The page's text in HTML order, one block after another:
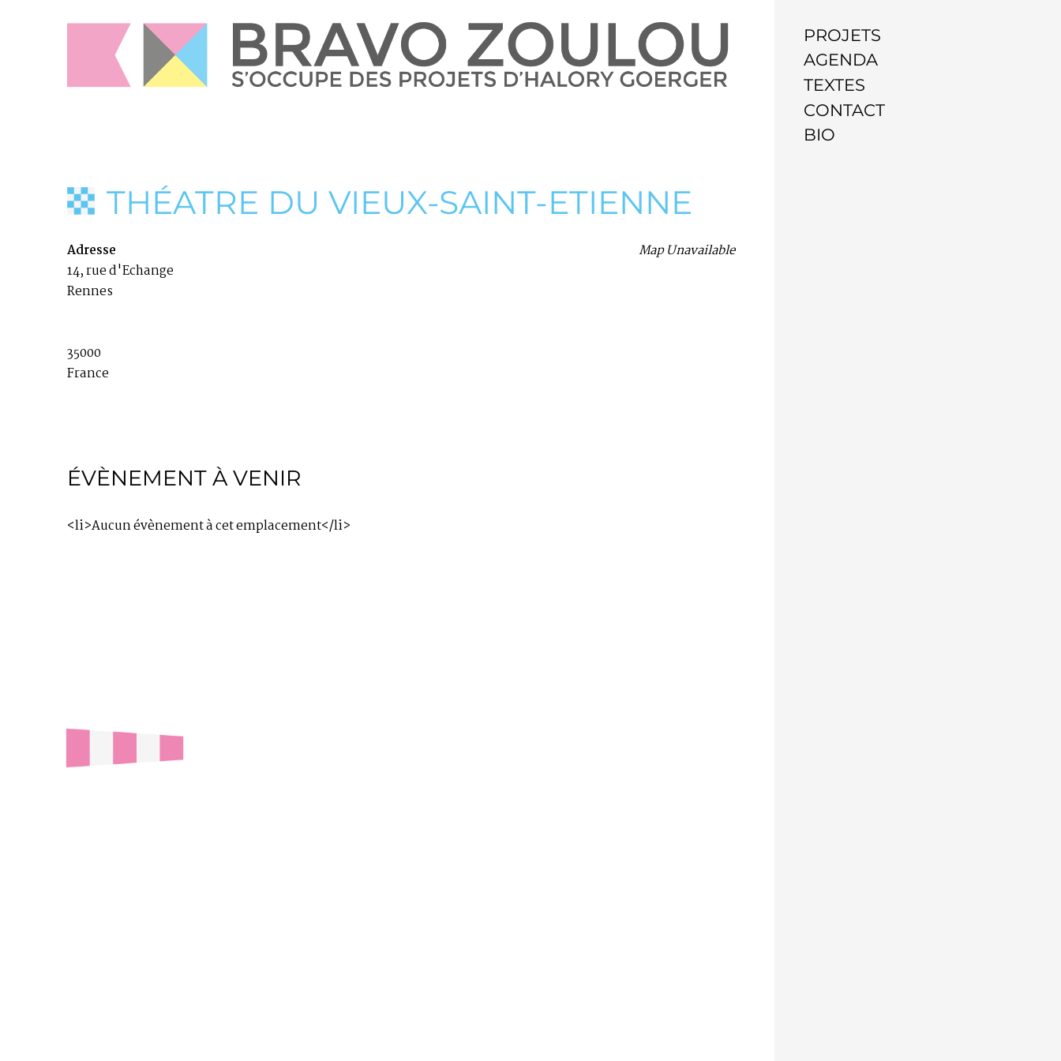
PROJETS
AGENDA
TEXTES
CONTACT
BIO
THÉATRE DU VIEUX-SAINT-ETIENNE
Map Unavailable
Adresse
14, rue d'Echange
Rennes
35000
France
ÉVÈNEMENT À VENIR
<li>Aucun évènement à cet emplacement</li>